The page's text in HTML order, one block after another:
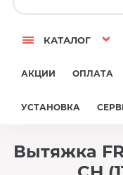
КАТАЛОГ
АКЦИИ ОПЛАТА
УСТАНОВКА
Вытяжка